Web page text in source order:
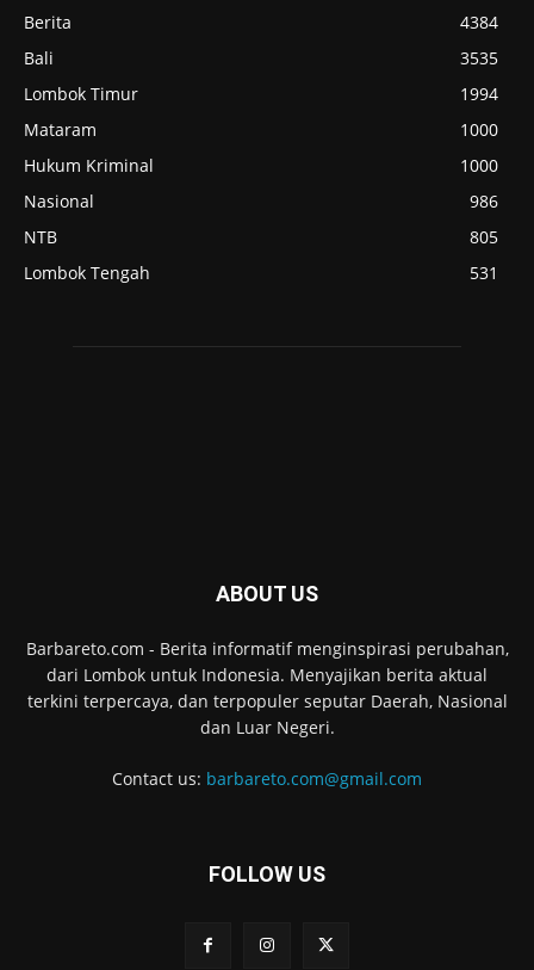
Berita
4384
Bali
3535
Lombok Timur
1994
Mataram
1000
Hukum Kriminal
1000
Nasional
986
NTB
805
Lombok Tengah
531
ABOUT US
Barbareto.com - Berita informatif menginspirasi perubahan,
dari Lombok untuk Indonesia. Menyajikan berita aktual
terkini terpercaya, dan terpopuler seputar Daerah, Nasional
dan Luar Negeri.
Contact us: barbareto.com@gmail.com
FOLLOW US